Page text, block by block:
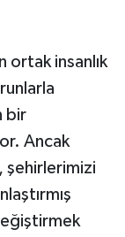
ortak insanlık
bir
Ancak
şehirlerimizi